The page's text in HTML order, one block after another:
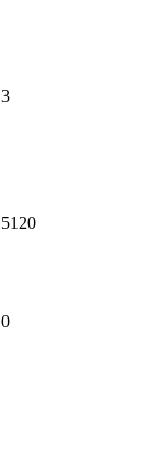
3
5120
0